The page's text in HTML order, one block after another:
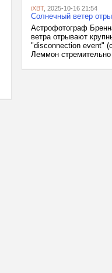
iXBT, 2025-10-16 21:54
Солнечный ветер
Астрофотограф
ветра отрывают
"disconnection event"
Леммон стремительно